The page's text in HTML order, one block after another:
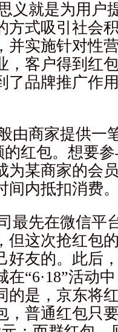
义就是为用户
方式吸引社会
并实施针对性
，客户得到红
了品牌推广作
由商家提供一
红包。想要
为某商家的会
间内抵扣消费
最先在微信平
但这次抢红包
好友的。此后
“6·18”活动
的是，京东将
，普通红包只